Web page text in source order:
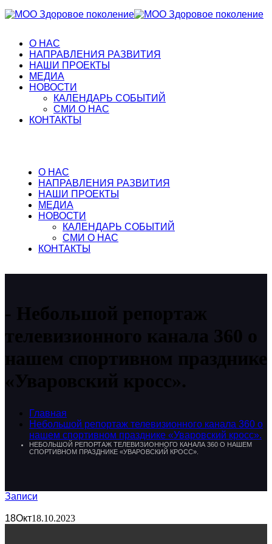
О НАС
НАПРАВЛЕНИЯ РАЗВИТИЯ
НАШИ ПРОЕКТЫ
МЕДИА
НОВОСТИ
КАЛЕНДАРЬ СОБЫТИЙ
СМИ О НАС
КОНТАКТЫ
О НАС
НАПРАВЛЕНИЯ РАЗВИТИЯ
НАШИ ПРОЕКТЫ
МЕДИА
НОВОСТИ
КАЛЕНДАРЬ СОБЫТИЙ
СМИ О НАС
КОНТАКТЫ
Небольшой репортаж
телевизионного канала 360 о
нашем спортивном празднике
«Уваровский кросс».
Главная
Небольшой репортаж телевизионного канала 360 о
нашем спортивном празднике «Уваровский кросс».
НЕБОЛЬШОЙ РЕПОРТАЖ ТЕЛЕВИЗИОННОГО КАНАЛА 360 О НАШЕМ
СПОРТИВНОМ ПРАЗДНИКЕ «УВАРОВСКИЙ КРОСС».
Записи
18Окт18.10.2023